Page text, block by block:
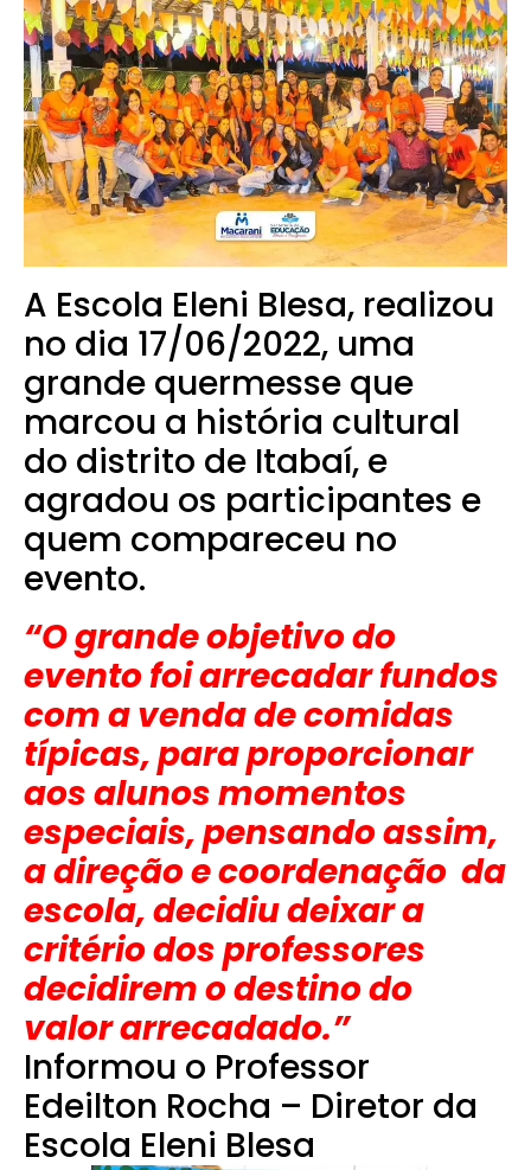
A Escola Eleni Blesa, realizou
no dia 17/06/2022, uma
grande quermesse que
marcou a história cultural
do distrito de Itabaí, e
agradou os participantes e
quem compareceu no
evento.
“O grande objetivo do
evento foi arrecadar fundos
com a venda de comidas
típicas, para proporcionar
aos alunos momentos
especiais, pensando assim,
a direção e coordenação da
escola, decidiu deixar a
critério dos professores
decidirem o destino do
valor arrecadado.”
Informou o Professor
Edeilton Rocha – Diretor da
Escola Eleni Blesa